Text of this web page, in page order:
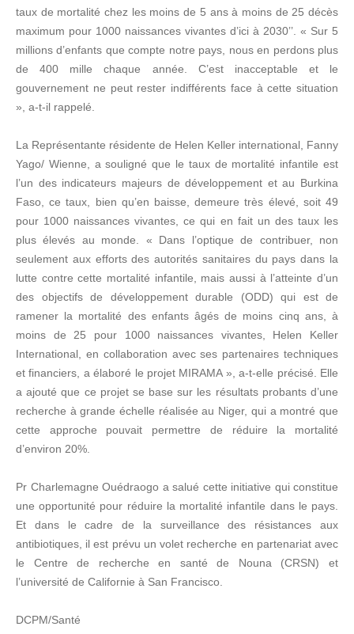
taux de mortalité chez les moins de 5 ans à moins de 25 décès
maximum pour 1000 naissances vivantes d’ici à 2030’’. « Sur 5
millions d’enfants que compte notre pays, nous en perdons plus
de 400 mille chaque année. C’est inacceptable et le
gouvernement ne peut rester indifférents face à cette situation
», a-t-il rappelé.
La Représentante résidente de Helen Keller international, Fanny
Yago/ Wienne, a souligné que le taux de mortalité infantile est
l’un des indicateurs majeurs de développement et au Burkina
Faso, ce taux, bien qu’en baisse, demeure très élevé, soit 49
pour 1000 naissances vivantes, ce qui en fait un des taux les
plus élevés au monde. « Dans l’optique de contribuer, non
seulement aux efforts des autorités sanitaires du pays dans la
lutte contre cette mortalité infantile, mais aussi à l’atteinte d’un
des objectifs de développement durable (ODD) qui est de
ramener la mortalité des enfants âgés de moins cinq ans, à
moins de 25 pour 1000 naissances vivantes, Helen Keller
International, en collaboration avec ses partenaires techniques
et financiers, a élaboré le projet MIRAMA », a-t-elle précisé. Elle
a ajouté que ce projet se base sur les résultats probants d’une
recherche à grande échelle réalisée au Niger, qui a montré que
cette approche pouvait permettre de réduire la mortalité
d’environ 20%.
Pr Charlemagne Ouédraogo a salué cette initiative qui constitue
une opportunité pour réduire la mortalité infantile dans le pays.
Et dans le cadre de la surveillance des résistances aux
antibiotiques, il est prévu un volet recherche en partenariat avec
le Centre de recherche en santé de Nouna (CRSN) et
l’université de Californie à San Francisco.
DCPM/Santé